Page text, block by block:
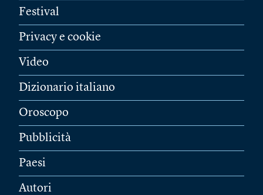
Festival
Privacy e cookie
Video
Dizionario italiano
Oroscopo
Pubblicità
Paesi
Autori